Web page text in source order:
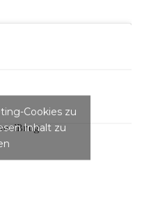
Cookies zu
Inhalt zu